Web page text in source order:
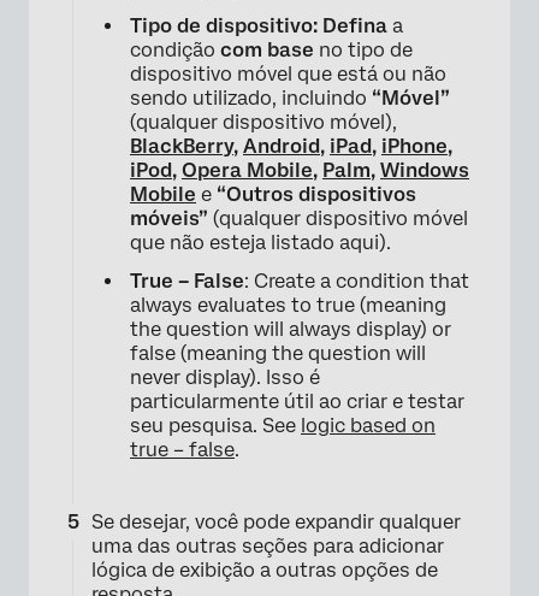
Tipo de dispositivo: Defina a
condição com base no tipo de
dispositivo móvel que está ou não
sendo utilizado, incluindo “Móvel”
(qualquer dispositivo móvel),
BlackBerry, Android, iPad, iPhone,
iPod, Opera Mobile, Palm, Windows
Mobile e “Outros dispositivos
móveis” (qualquer dispositivo móvel
que não esteja listado aqui).
True – False: Create a condition that
always evaluates to true (meaning
the question will always display) or
false (meaning the question will
never display). Isso é
particularmente útil ao criar e testar
seu pesquisa. See logic based on
true – false.
Se desejar, você pode expandir qualquer
uma das outras seções para adicionar
lógica de exibição a outras opções de